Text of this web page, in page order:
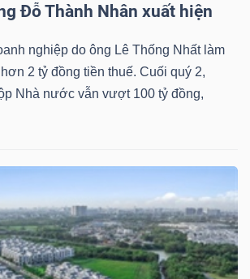
Đỗ Thành Nhân xuất hiện
nghiệp do ông Lê Thống Nhất làm
2 tỷ đồng tiền thuế. Cuối quý 2,
Nhà nước vẫn vượt 100 tỷ đồng,